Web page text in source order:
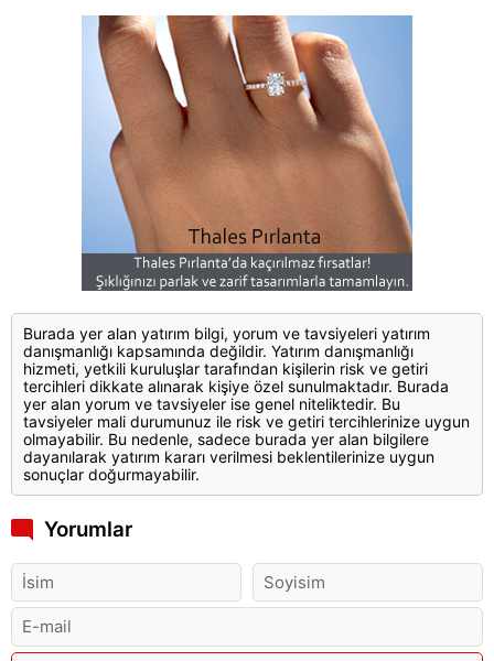
Burada yer alan yatırım bilgi, yorum ve tavsiyeleri yatırım
danışmanlığı kapsamında değildir. Yatırım danışmanlığı
hizmeti, yetkili kuruluşlar tarafından kişilerin risk ve getiri
tercihleri dikkate alınarak kişiye özel sunulmaktadır. Burada
yer alan yorum ve tavsiyeler ise genel niteliktedir. Bu
tavsiyeler mali durumunuz ile risk ve getiri tercihlerinize uygun
olmayabilir. Bu nedenle, sadece burada yer alan bilgilere
dayanılarak yatırım kararı verilmesi beklentilerinize uygun
sonuçlar doğurmayabilir.
Yorumlar